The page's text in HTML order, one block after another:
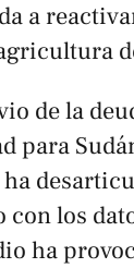
a
de la
para
con los
ha